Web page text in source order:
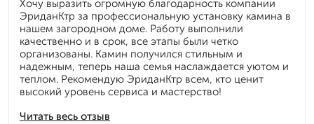
Читать весь отзыв
Хочу выразить огромную благодарность компании
ЭриданКтр за профессиональную установку камина в
нашем загородном доме. Работу выполнили
качественно и в срок, все этапы были четко
организованы. Камин получился стильным и
надежным, теперь наша семья наслаждается уютом и
теплом. Рекомендую ЭриданКтр всем, кто ценит
высокий уровень сервиса и мастерство!